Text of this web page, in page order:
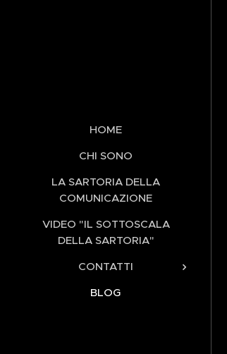
HOME
CHI SONO
LA SARTORIA DELLA
COMUNICAZIONE
VIDEO "IL SOTTOSCALA
DELLA SARTORIA"
CONTATTI
BLOG